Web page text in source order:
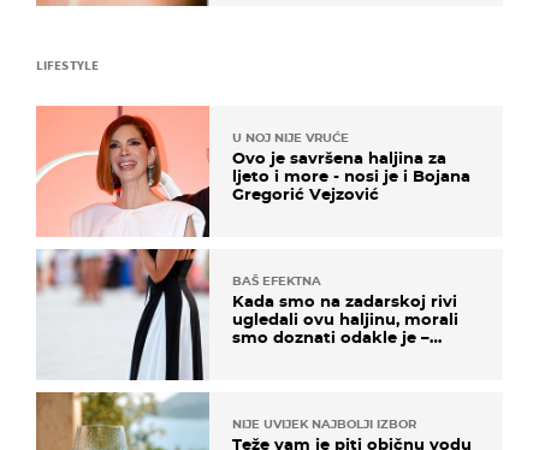
LIFESTYLE
U NOJ NIJE VRUĆE
Ovo je savršena haljina za
ljeto i more - nosi je i Bojana
Gregorić Vejzović
BAŠ EFEKTNA
Kada smo na zadarskoj rivi
ugledali ovu haljinu, morali
smo doznati odakle je –
NIJE UVIJEK NAJBOLJI IZBOR
Teže vam je piti običnu vodu